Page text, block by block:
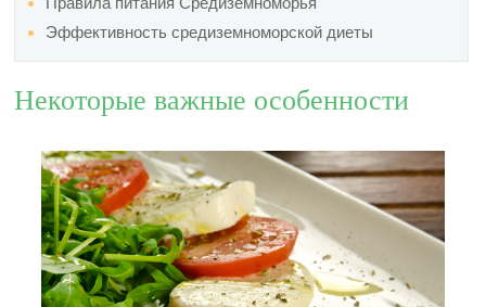
Эффективность средиземноморской диеты
Некоторые важные особенности